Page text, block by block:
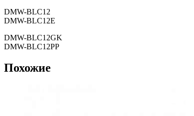
DMW-BLC12
DMW-BLC12E
DMW-BLC12GK
DMW-BLC12PP
Похожие